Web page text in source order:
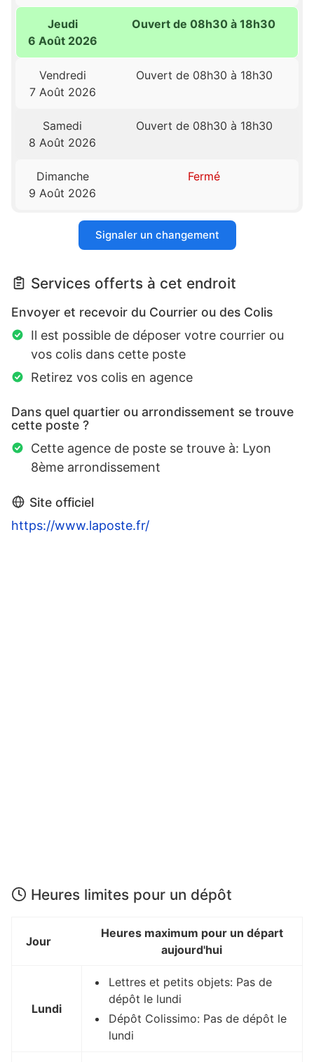
Jeudi
6 Août 2026
Ouvert de 08h30 à 18h30
Vendredi
7 Août 2026
Ouvert de 08h30 à 18h30
Samedi
8 Août 2026
Ouvert de 08h30 à 18h30
Dimanche
9 Août 2026
Fermé
Signaler un changement
Services offerts à cet endroit
Envoyer et recevoir du Courrier ou des Colis
Il est possible de déposer votre courrier ou
vos colis dans cette poste
Retirez vos colis en agence
Dans quel quartier ou arrondissement se trouve
cette poste ?
Cette agence de poste se trouve à: Lyon
8ème arrondissement
Site officiel
https://www.laposte.fr/
Heures limites pour un dépôt
Jour
Heures maximum pour un départ
aujourd'hui
Lundi
Lettres et petits objets: Pas de
dépôt le lundi
Dépôt Colissimo: Pas de dépôt le
lundi